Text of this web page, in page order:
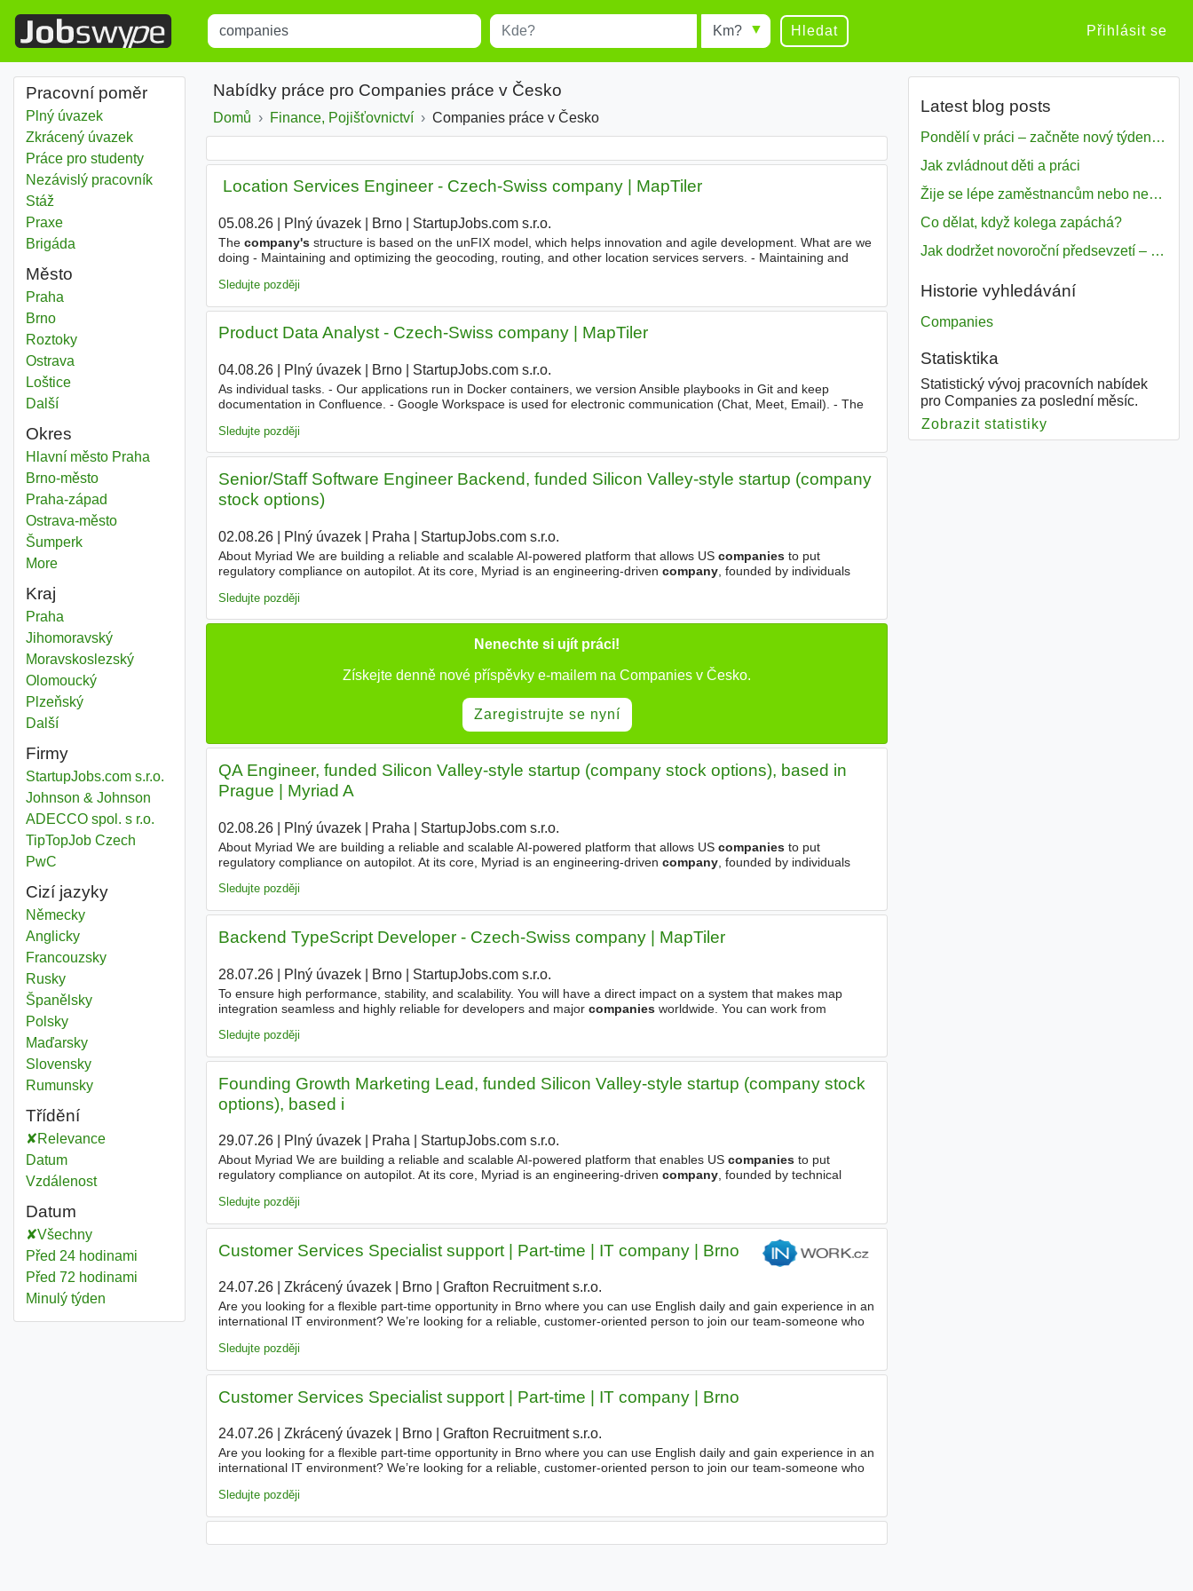
Title Místo
results.
Radius Hledat Přihlásit se
Pracovní poměr
Plný úvazek
Zkrácený úvazek
Práce pro studenty
Nezávislý pracovník
Stáž
Praxe
Brigáda
Město
Companies
Praha
Companies
Brno
Companies
Roztoky
Companies
Ostrava
Companies
Loštice
Dalšíměsta
Okres
Companies
Hlavní město Praha
Companies
Brno-městoOkres
Companies
Praha-západ
Companies
Ostrava-městoOkres
Companies
ŠumperkOkres
Moredistricts
Kraj
Companies
Praha
Companies
JihomoravskýKraj
Companies
MoravskoslezskýKraj
Companies
OlomouckýKraj
Companies
PlzeňskýKraj
Dalšíkraj
Firmy
StartupJobs.com s.r.o.
Johnson & Johnson
ADECCO spol. s r.o.
TipTopJob Czech
PwC
Cizí jazyky
Německy
Anglicky
Francouzsky
Rusky
Španělsky
Polsky
Maďarsky
Slovensky
Rumunsky
Třídění
Relevance
Datum
Vzdálenost
Datum
Všechny
Před 24 hodinami
Před 72 hodinami
Minulý týden
Nabídky práce pro Companies práce v Česko
Domů Finance, Pojišťovnictví Companies práce v Česko
️ Location Services Engineer - Czech-Swiss company | MapTiler
05.08.26| Plný úvazek| Brno| StartupJobs.com s.r.o.
The company'sstructure is based on the unFIX model, which helps innovation and agile development. What are we
doing - Maintaining and optimizing the geocoding, routing, and other location services servers. - Maintaining and
Sledujte později
Product Data Analyst - Czech-Swiss company | MapTiler
04.08.26| Plný úvazek| Brno| StartupJobs.com s.r.o.
As individual tasks. - Our applications run in Docker containers, we version Ansible playbooks in Git and keep
documentation in Confluence. - Google Workspace is used for electronic communication (Chat, Meet, Email). - The
Sledujte později
Senior/Staff Software Engineer Backend, funded Silicon Valley-style startup (company
stock options)
02.08.26| Plný úvazek| Praha StartupJobs.com s.r.o.
About Myriad We are building a reliable and scalable AI-powered platform that allows US companiesto put
regulatory compliance on autopilot. At its core, Myriad is an engineering-driven company, founded by individuals
Sledujte později
Nenechte si ujít práci!
Získejte denně nové příspěvky e-mailem na Companies v Česko.
Zaregistrujte se nyní
QA Engineer, funded Silicon Valley-style startup (company stock options), based in
Prague | Myriad A
02.08.26| Plný úvazek| Praha StartupJobs.com s.r.o.
About Myriad We are building a reliable and scalable AI-powered platform that allows US companiesto put
regulatory compliance on autopilot. At its core, Myriad is an engineering-driven company, founded by individuals
Sledujte později
Backend TypeScript Developer - Czech-Swiss company | MapTiler
28.07.26| Plný úvazek| Brno| StartupJobs.com s.r.o.
To ensure high performance, stability, and scalability. You will have a direct impact on a system that makes map
integration seamless and highly reliable for developers and major companiesworldwide. You can work from
Sledujte později
Founding Growth Marketing Lead, funded Silicon Valley-style startup (company stock
options), based i
29.07.26| Plný úvazek| Praha| StartupJobs.com s.r.o.
About Myriad We are building a reliable and scalable AI-powered platform that enables US companiesto put
regulatory compliance on autopilot. At its core, Myriad is an engineering-driven company, founded by technical
Sledujte později
Customer Services Specialist support | Part-time | IT company | Brno
24.07.26| Zkrácený úvazek| Brno| Grafton Recruitment s.r.o.
Are you looking for a flexible part-time opportunity in Brno where you can use English daily and gain experience in an
international IT environment? We’re looking for a reliable, customer-oriented person to join our team-someone who
Sledujte později
Customer Services Specialist support | Part-time | IT company | Brno
24.07.26| Zkrácený úvazek| Brno| Grafton Recruitment s.r.o.
Are you looking for a flexible part-time opportunity in Brno where you can use English daily and gain experience in an
international IT environment? We’re looking for a reliable, customer-oriented person to join our team-someone who
Sledujte později
Latest blog posts
Pondělí v práci – začněte nový týden s motivací
Jak zvládnout děti a práci
Žije se lépe zaměstnancům nebo nezavislým pracovníkům
Co dělat, když kolega zapáchá?
Jak dodržet novoroční předsevzetí – naše tipy pro dobrý začátek roku 2018
Historie vyhledávání
Companies
Statisktika
Statistický vývoj pracovních nabídek
pro Companies za poslední měsíc.
Zobrazit statistiky